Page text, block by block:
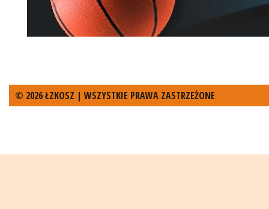
© 2026 ŁZKOSZ | WSZYSTKIE PRAWA ZASTRZEŻONE